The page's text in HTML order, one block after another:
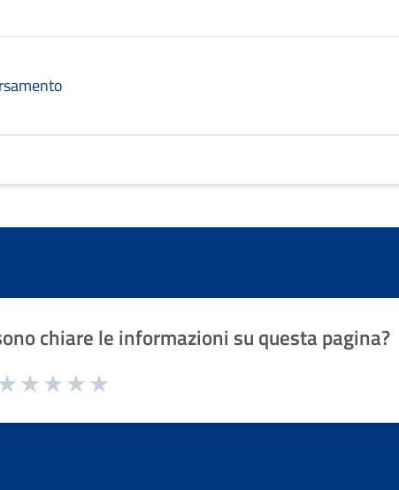
chiare le informazioni su questa pagina?
stelle la pagina